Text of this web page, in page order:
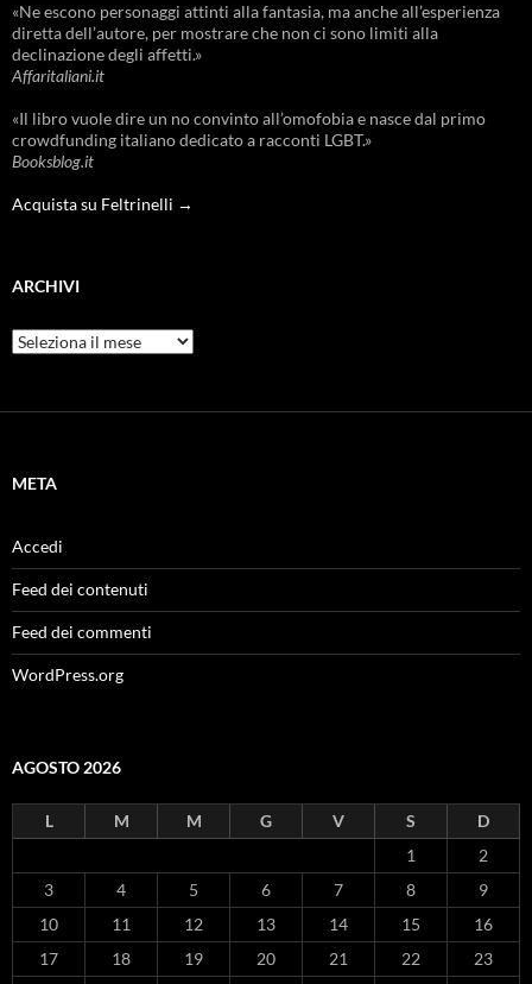
«Ne escono personaggi attinti alla fantasia, ma anche all’esperienza
diretta dell’autore, per mostrare che non ci sono limiti alla
declinazione degli affetti.»
Affaritaliani.it
«Il libro vuole dire un no convinto all’omofobia e nasce dal primo
crowdfunding italiano dedicato a racconti LGBT.»
Booksblog.it
Acquista su Feltrinelli →
ARCHIVI
Archivi
META
Accedi
Feed dei contenuti
Feed dei commenti
WordPress.org
AGOSTO 2026
L M M G V S
D
1
2
3
4 5 6 7 8
9
10
11 12 13 14 15
16
17
18 19 20 21 22
23